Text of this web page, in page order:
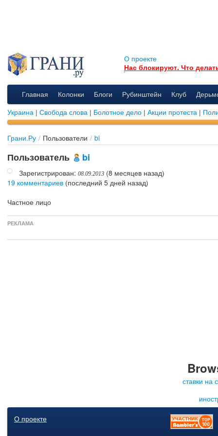
О проекте
Нас блокируют. Что
Главная Колонки Блоги Рубинштейн Клуб
Украина | Свобода слова | Болотное дело | Акции протеста |
Грани.Ру / Пользователи / bi
Пользователь bi
Зарегистрирован: 08.09.2013(8 месяцев назад)
19 комментариев (последний 5 дней назад)
Частное лицо
РЕКЛАМА
ставки на
О проекте